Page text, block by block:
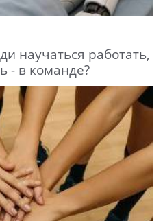
научаться работать,
- в команде?